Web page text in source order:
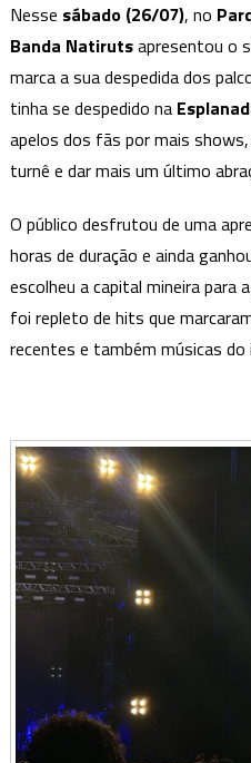
com
o
seu
último
abraço
em
Nesse sábado (26/07), no
Banda Natirutsapresentou o
marca a sua despedida dos
tinha se despedido na
apelos dos fãs por mais
turnê e dar mais um último
O público desfrutou de uma
horas de duração e ainda
escolheu a capital mineira para
foi repleto de hits que
recentes e também músicas